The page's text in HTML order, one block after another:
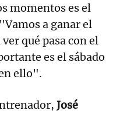
momentos es el
a ganar el
qué pasa con el
es el sábado
ello".
José